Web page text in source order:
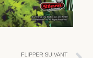
FLIPPER SUIVANT